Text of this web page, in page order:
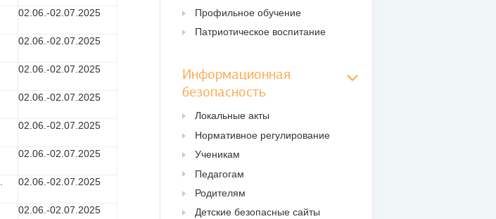
02.06.-02.07.2025
02.06.-02.07.2025
02.06.-02.07.2025
02.06.-02.07.2025
02.06.-02.07.2025
02.06.-02.07.2025
02.06.-02.07.2025
02.06.-02.07.2025
Профильное обучение
Патриотическое воспитание
Информационная
безопасность
Локальные акты
Нормативное регулирование
Ученикам
Педагогам
Родителям
Детские безопасные сайты